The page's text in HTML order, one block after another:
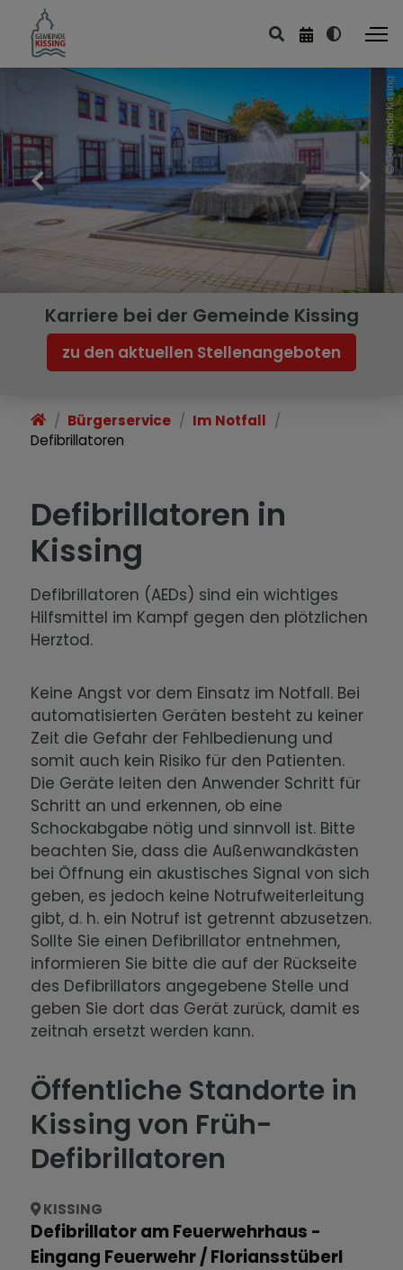
Bürgerservice
Bürgerbüro
Digitales Rathaus
Im Notfall
Gemeinde Kissing
Karriere bei der Gemeinde Kissing
zu den aktuellen Stellenangeboten
Bürgerservice
Im Notfall
Defibrillatoren
Defibrillatoren in
Kissing
Defibrillatoren (AEDs) sind ein wichtiges
Hilfsmittel im Kampf gegen den plötzlichen
Herztod.
Keine Angst vor dem Einsatz im Notfall. Bei
automatisierten Geräten besteht zu keiner
Zeit die Gefahr der Fehlbedienung und
somit auch kein Risiko für den Patienten.
Die Geräte leiten den Anwender Schritt für
Schritt an und erkennen, ob eine
Schockabgabe nötig und sinnvoll ist. Bitte
beachten Sie, dass die Außenwandkästen
bei Öffnung ein akustisches Signal von sich
geben, es jedoch keine Notrufweiterleitung
gibt, d. h. ein Notruf ist getrennt abzusetzen.
Sollte Sie einen Defibrillator entnehmen,
informieren Sie bitte die auf der Rückseite
des Defibrillators angegebene Stelle und
geben Sie dort das Gerät zurück, damit es
zeitnah ersetzt werden kann.
Öffentliche Standorte in
Kissing von Früh-
Defibrillatoren
KISSING
Defibrillator am Feuerwehrhaus -
Eingang Feuerwehr / Floriansstüberl